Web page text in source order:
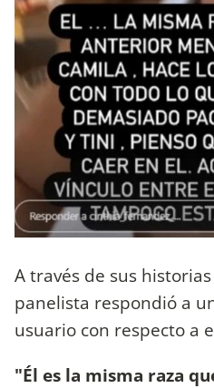
A través de sus
panelista respondió a
usuario con respecto a
"Él es la misma raza